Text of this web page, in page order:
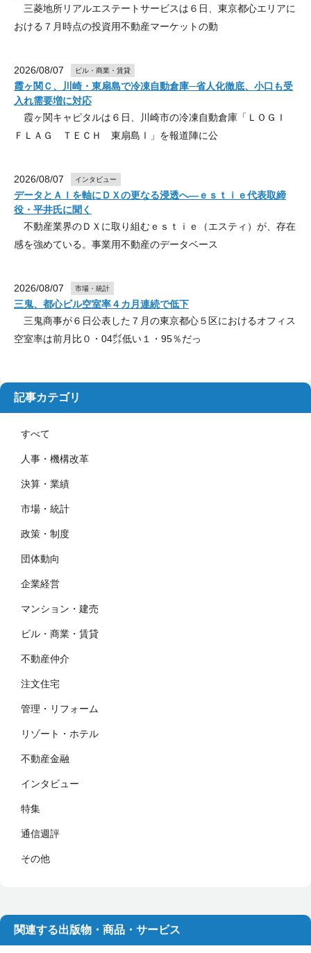
三菱地所リアルエステートサービスは６日、東京都心エリアに
おける７月時点の投資用不動産マーケットの動
2026/08/07 ビル・商業・賃貸
霞ヶ関Ｃ、川崎・東扇島で冷凍自動倉庫─省人化徹底、小口も受
入れ需要増に対応
霞ヶ関キャピタルは６日、川崎市の冷凍自動倉庫「ＬＯＧＩ
ＦＬＡＧ ＴＥＣＨ 東扇島Ⅰ」を報道陣に公
2026/08/07 インタビュー
データとＡＩを軸にＤＸの更なる浸透へ―ｅｓｔｉｅ代表取締
役・平井氏に聞く
不動産業界のＤＸに取り組むｅｓｔｉｅ（エスティ）が、存在
感を強めている。事業用不動産のデータベース
2026/08/07 市場・統計
三鬼、都心ビル空室率４カ月連続で低下
三鬼商事が６日公表した７月の東京都心５区におけるオフィス
空室率は前月比０・04㌽低い１・95％だっ
記事カテゴリ
すべて
人事・機構改革
決算・業績
市場・統計
政策・制度
団体動向
企業経営
マンション・建売
ビル・商業・賃貸
不動産仲介
注文住宅
管理・リフォーム
リゾート・ホテル
不動産金融
インタビュー
特集
通信週評
その他
関連する出版物・商品・サービス